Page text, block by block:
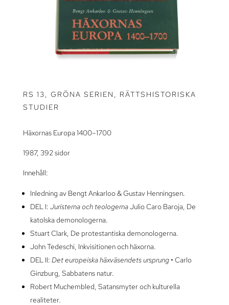
RS 13, GRÖNA SERIEN, RÄTTSHISTORISKA
STUDIER
Häxornas Europa 1400–1700
1987, 392 sidor
Innehåll:
Inledning av Bengt Ankarloo & Gustav Henningsen.
DEL I: Juristerna och teologernaJulio Caro Baroja, De
katolska demonologerna.
Stuart Clark, De protestantiska demonologerna.
John Tedeschi, Inkvisitionen och häxorna.
DEL II: Det europeiska häxväsendets ursprung • Carlo
Ginzburg, Sabbatens natur.
Robert Muchembled, Satansmyter och kulturella
realiteter.